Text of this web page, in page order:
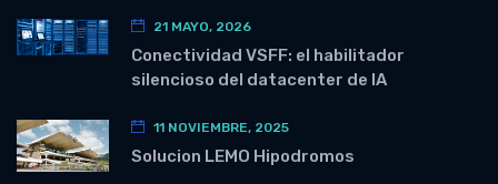
21 MAYO, 2026
Conectividad VSFF: el habilitador
silencioso del datacenter de IA
11 NOVIEMBRE, 2025
Solucion LEMO Hipodromos